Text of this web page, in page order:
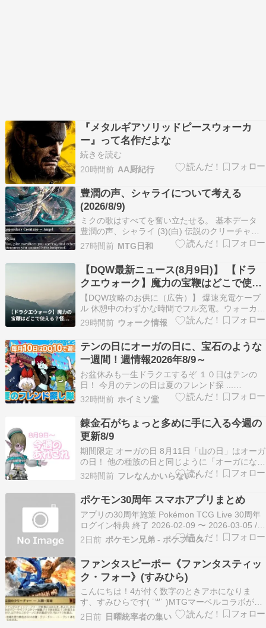
『メタルギアソリッドピースウォーカ
ー』って名作だよな
続きを読む
20時間前 AA厨紀行
豊潤の声、シャライについて考える
(2026/8/9)
ミクの歌はすべてを奮い立たせる。 基本データ
豊潤の声、シャライ (3)(白) 伝説のクリーチャー
— 天使 飛行 あなたと、あなたがコントロールし
ているすべてのプレインズウォーカーと、あなた
がコントロールしていてこれでないすべてのクリ
ーチャーは呪禁を持つ。 (4)(緑)(緑)…
27時間前 MTG日和
【DQW最新ニュース(8月9日)】 【ドラ
クエウォーク】魔力の宝鞭はどこで使え
る？怪人百式での実用性と不安定さを評
価 （自動投稿・他サイトに飛びます）
【DQW攻略のお供に（広告）】 爆速充電ケーブ
ル 休憩中のわずかな時間でフル充電。ウォーカー
の必需品です。 Amazonでチェックする みんな、
ドラクエウォーク楽しんでる？ 新しく登場した
「魔力の宝鞭」、もうガチャで狙ってみたかな？
怪人百式で活躍しそうだけど、ぶっちゃけ他の
ク…
29時間前 ウォーク情報
テンの日にオーガの日に、宝石のような
一週間！週情報2026年8/9～
お盆休みも一生ドラクエするぞ １０日はテンの
日！ 今月のテンの日は夏のフレンド探 ...
Copyright © 2026 ホイミソ堂 ドラクエ１０攻略
ブログ All Rights Reserved.
32時間前 ホイミソ堂
錬金石がちょっと多めに手に入る今週の
更新8/9
期間限定 オーガの日 8月11日「山の日」はオーガ
の日！ 他の種族の日と同じように「オーガになっ
て集まろう！」的な交流系イベントです。 この日
は24時間オーガになれる仮装メイクをしてもらえ
ます。 テンの日 今月のテンの日 […]
32時間前 フレなんかいらない！
ポケモン30周年 スマホアプリまとめ
アプリの30周年施策 Pokémon TCG Live 30周年
ログイン特典 終了 2026-02-09 〜 2026-03-05 /
世界同時 / 2026-07-18 時点 Pokémon TCG Live
のPokémon Day 2026(30周年当日)に合わせたロ
2日前 ポケモン兄弟 - ポケブロス
ファンタスピーポー《ファンタスティッ
ク・フォー》(すみひら)
こんにちは！4が付く数字のときアホになりま
す、すみひらです( ˙꒳​˙ )MTGマーベルコラボが発
売してもう1か月経ちましたね！ヒーローやヴィ
ランなど伝説のクリーチャーが沢山収録されてい
2日前 日曜統率者の集い